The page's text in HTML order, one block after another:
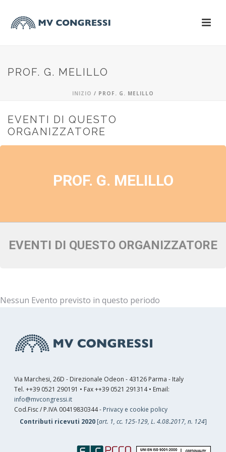
PROF. G. MELILLO
INIZIO / PROF. G. MELILLO
EVENTI DI QUESTO
ORGANIZZATORE
PROF. G. MELILLO
EVENTI DI QUESTO ORGANIZZATORE
Nessun Evento previsto in questo periodo
Via Marchesi, 26D - Direzionale Odeon - 43126 Parma - Italy
Tel. ++39 0521 290191 • Fax ++39 0521 291314 • Email:
info@mvcongressi.it
Cod.Fisc / P.IVA 00419830344 - Privacy e cookie policy
Contributi ricevuti 2020[art. 1, cc. 125-129, L. 4.08.2017, n. 124]